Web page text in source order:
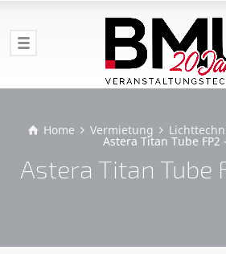
Home Vermietung
Astera Titan Tube FP2
Astera Titan Tube